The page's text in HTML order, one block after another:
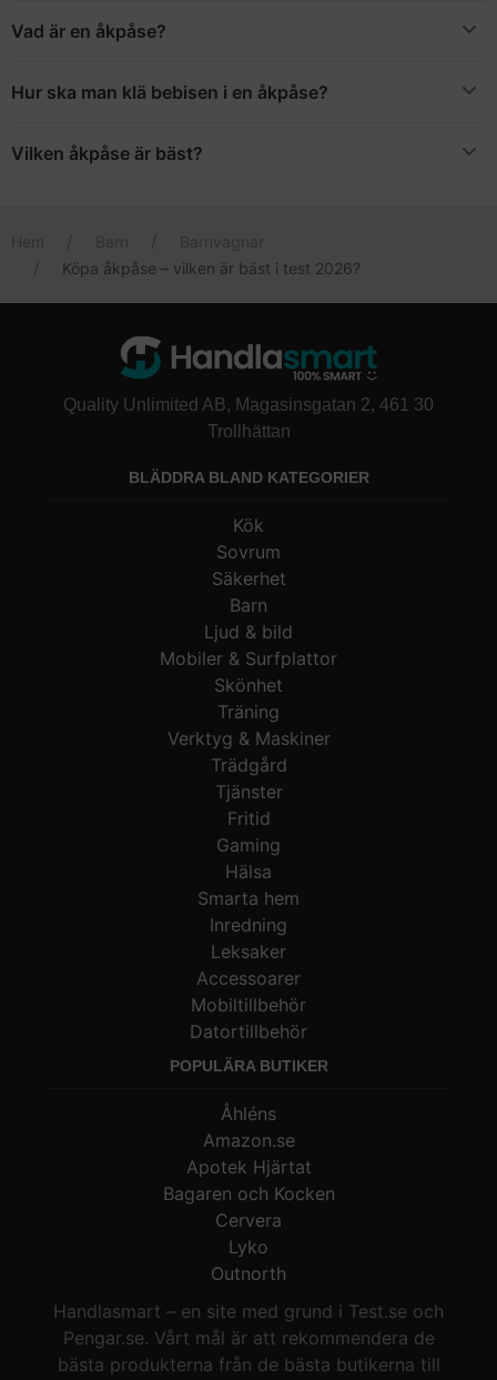
Vad är en åkpåse?
under den kalla delen av året. Det är som en overall utan armar
och ben – helt enkelt en fodrad och vind- och vattentålig påse i
Hur ska man klä bebisen i en åkpåse?
att barnet inte behöver kläs så varmt eller bylsigt i åkpåsen. Hur
hade du klätt ditt barn i en overall? Tänk på samma sätt när det
Vilken åkpåse är bäst?
Köpa åkpåse – vilken är bäst i test 2026?
Quality Unlimited AB, Magasinsgatan 2, 461 30
Trollhättan
BLÄDDRA BLAND KATEGORIER
Kök
Sovrum
Säkerhet
Barn
Ljud & bild
Mobiler & Surfplattor
Skönhet
Träning
Verktyg & Maskiner
Trädgård
Tjänster
Fritid
Gaming
Hälsa
Smarta hem
Inredning
Leksaker
Accessoarer
Mobiltillbehör
Datortillbehör
POPULÄRA BUTIKER
Åhléns
Amazon.se
Apotek Hjärtat
Bagaren och Kocken
Cervera
Lyko
Outnorth
Handlasmart – en site med grund i Test.se och
Pengar.se. Vårt mål är att rekommendera de
bästa produkterna från de bästa butikerna till